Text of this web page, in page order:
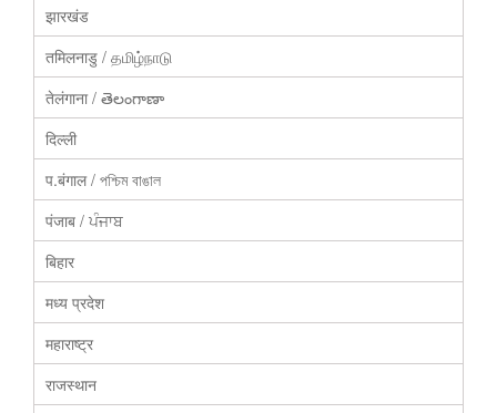
झारखंड
तमिलनाडु / தமிழ்நாடு
तेलंगाना / తెలంగాణా
दिल्ली
प.बंगाल / পশ্চিম বাঙাল
पंजाब / ਪੰਜਾਬ
बिहार
मध्य प्रदेश
महाराष्ट्र
राजस्थान